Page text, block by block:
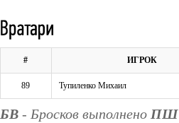
# ИГРОК
89 Тупиленко Михаил
БВ - Бросков выполнено ПШ